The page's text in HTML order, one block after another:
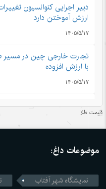
دبیر اجرایی کنوانسیون
ارزش آموختن دارد
۱۴۰۵/۵/۱۷
تجارت خارجی چین در مسیر
با ارزش افزوده
۱۴۰۵/۵/۱۷
توسعه خوشه‌ای؛ راهکار تازه
فرار از گرمای تابستان در قلب
غضنفری: از شرکت نفت ۱۷ میلیارد دلار طلب داریم
قیمت طلا
موضوعات داغ:
نمایشگاه شهر آفتاب